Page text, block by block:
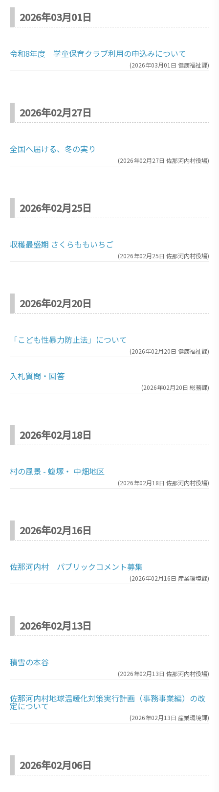
2026年03月01日
令和8年度 学童保育クラブ利用の申込みについて
(2026年03月01日 健康福祉課)
2026年02月27日
全国へ届ける、冬の実り
(2026年02月27日 佐那河内村役場)
2026年02月25日
収穫最盛期 さくらももいちご
(2026年02月25日 佐那河内村役場)
2026年02月20日
「こども性暴力防止法」について
(2026年02月20日 健康福祉課)
入札質問・回答
(2026年02月20日 総務課)
2026年02月18日
村の風景 - 蝮塚・ 中畑地区
(2026年02月18日 佐那河内村役場)
2026年02月16日
佐那河内村 パブリックコメント募集
(2026年02月16日 産業環境課)
2026年02月13日
積雪の本谷
(2026年02月13日 佐那河内村役場)
佐那河内村地球温暖化対策実行計画（事務事業編）の改
定について
(2026年02月13日 産業環境課)
2026年02月06日